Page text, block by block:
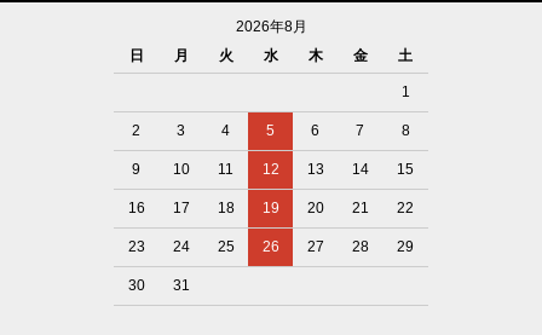
2026年8月
日
月 火 水 木 金 土
1
2 3 4 5 6 7 8
9 10 11 12 13 14 15
16 17 18 19 20 21 22
23 24 25 26 27 28 29
30 31